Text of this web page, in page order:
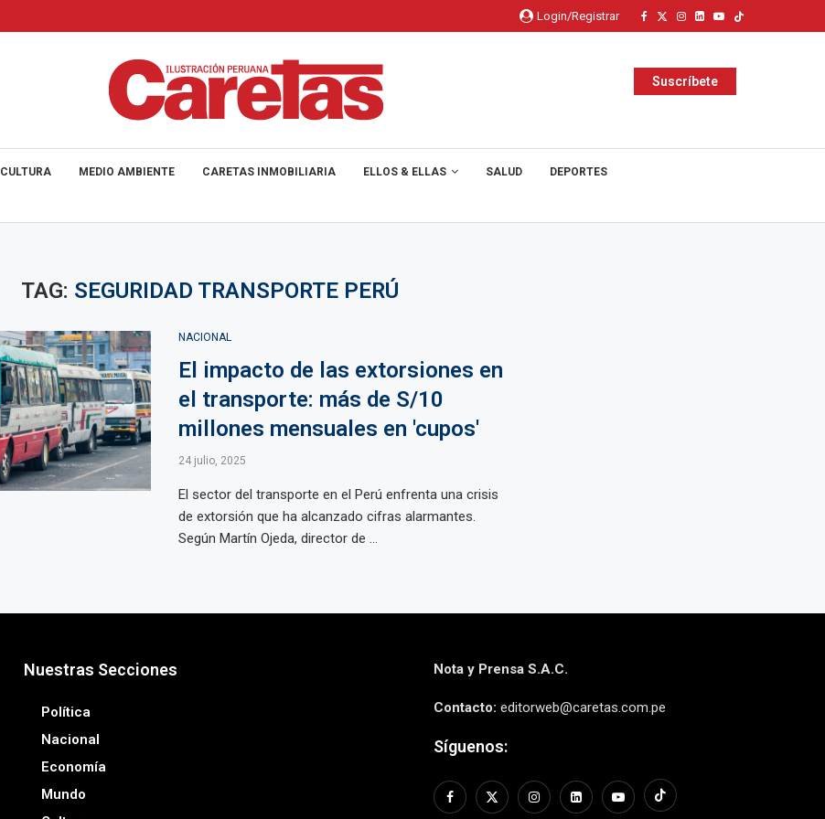
Login/Registrar
Suscríbete
CULTURA MEDIO AMBIENTE CARETAS INMOBILIARIA ELLOS & ELLAS SALUD DEPORTES
TAG: SEGURIDAD TRANSPORTE PERÚ
NACIONAL
El impacto de las extorsiones en
el transporte: más de S/10
millones mensuales en 'cupos'
24 julio, 2025
El sector del transporte en el Perú enfrenta una crisis
de extorsión que ha alcanzado cifras alarmantes.
Según Martín Ojeda, director de ...
Nuestras Secciones
Política
Nacional
Economía
Mundo
Nota y Prensa S.A.C.
Contacto: editorweb@caretas.com.pe
Síguenos: